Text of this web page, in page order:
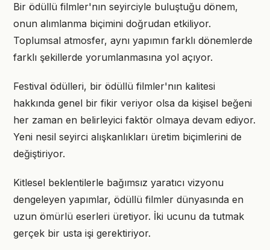
Bir ödüllü filmler'nın seyirciyle buluştuğu dönem,
onun alımlanma biçimini doğrudan etkiliyor.
Toplumsal atmosfer, aynı yapımın farklı dönemlerde
farklı şekillerde yorumlanmasına yol açıyor.
Festival ödülleri, bir ödüllü filmler'nın kalitesi
hakkında genel bir fikir veriyor olsa da kişisel beğeni
her zaman en belirleyici faktör olmaya devam ediyor.
Yeni nesil seyirci alışkanlıkları üretim biçimlerini de
değiştiriyor.
Kitlesel beklentilerle bağımsız yaratıcı vizyonu
dengeleyen yapımlar, ödüllü filmler dünyasında en
uzun ömürlü eserleri üretiyor. İki ucunu da tutmak
gerçek bir usta işi gerektiriyor.